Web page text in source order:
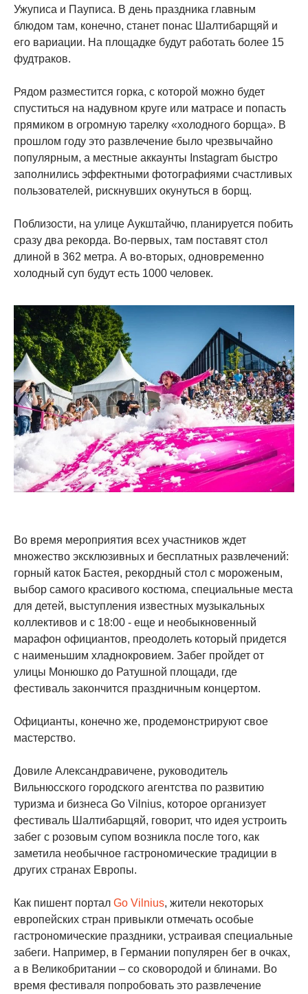
Ужуписа и Пауписа. В день праздника главным
блюдом там, конечно, станет понас Шалтибарщяй и
его вариации. На площадке будут работать более 15
фудтраков.
Рядом разместится горка, с которой можно будет
спуститься на надувном круге или матрасе и попасть
прямиком в огромную тарелку «холодного борща». В
прошлом году это развлечение было чрезвычайно
популярным, а местные аккаунты Instagram быстро
заполнились эффектными фотографиями счастливых
пользователей, рискнувших окунуться в борщ.
Поблизости, на улице Аукштайчю, планируется побить
сразу два рекорда. Во-первых, там поставят стол
длиной в 362 метра. А во-вторых, одновременно
холодный суп будут есть 1000 человек.
Во время мероприятия всех участников ждет
множество эксклюзивных и бесплатных развлечений:
горный каток Бастея, рекордный стол с мороженым,
выбор самого красивого костюма, специальные места
для детей, выступления известных музыкальных
коллективов и с 18:00 - еще и необыкновенный
марафон официантов, преодолеть который придется
с наименьшим хладнокровием. Забег пройдет от
улицы Монюшко до Ратушной площади, где
фестиваль закончится праздничным концертом.
Официанты, конечно же, продемонстрируют свое
мастерство.
Довиле Александравичене, руководитель
Вильнюсского городского агентства по развитию
туризма и бизнеса Go Vilnius, которое организует
фестиваль Шалтибарщяй, говорит, что идея устроить
забег с розовым супом возникла после того, как
заметила необычное гастрономические традиции в
других странах Европы.
Как пишент портал Go Vilnius, жители некоторых
европейских стран привыкли отмечать особые
гастрономические праздники, устраивая специальные
забеги. Например, в Германии популярен бег в очках,
а в Великобритании – со сковородой и блинами. Во
время фестиваля попробовать это развлечение